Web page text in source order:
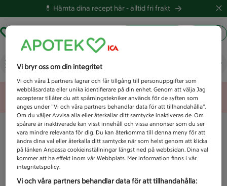
💊 Hämta dina recept här -alltid fri frakt
Vad letar du efter idag?
Unknown error
Vi bryr oss om din integritet
Vi och våra1 partners lagrar och får tillgång till personuppgifter som
webbläsardata eller unika identifierare på din enhet. Genom att välja Jag
accepterar tillåter du att spårningstekniker används för de syften som
anges under ”Vi och våra partners behandlar data för att tillhandahålla”.
Om du väljer Avvisa alla eller återkallar ditt samtycke inaktiveras de. Om
spårare är inaktiverade kan visst innehåll och vissa annonser som du ser
vara mindre relevanta för dig. Du kan återkomma till denna meny för att
ändra dina val eller återkalla ditt samtycke när som helst genom att klicka
på länken Anpassa cookieinställningar längst ned på webbsidan. Dina val
kommer att ha effekt inom vår Webbplats. Mer information finns i vår
integritetspolicy.
Vi och våra partners behandlar data för att tillhandahålla: